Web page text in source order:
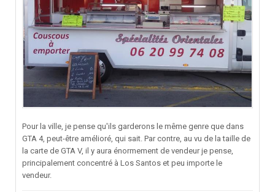
Pour la ville, je pense qu'ils garderons le même genre que dans
GTA 4, peut-être amélioré, qui sait. Par contre, au vu de la taille de
la carte de GTA V, il y aura énormement de vendeur je pense,
principalement concentré à Los Santos et peu importe le
vendeur.